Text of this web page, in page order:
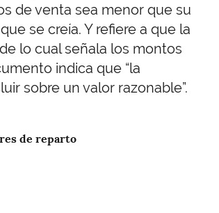
de venta sea menor que su
se creía. Y refiere a que la
lo cual señala los montos
indica que “la
sobre un valor razonable”.
de reparto